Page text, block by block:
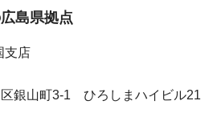
島県拠点
支店
銀山町3-1 ひろしまハイビル21